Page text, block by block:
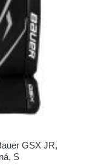
GSX JR,
S